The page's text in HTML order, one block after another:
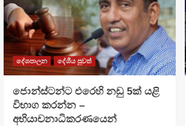
දේශපාලන දේශීය පුවත්
ජොන්ස්ටන්ට එරෙහි නඩු 5ක් යළි
විභාග කරන්න –
අභියාචනාධිකරණයෙන්